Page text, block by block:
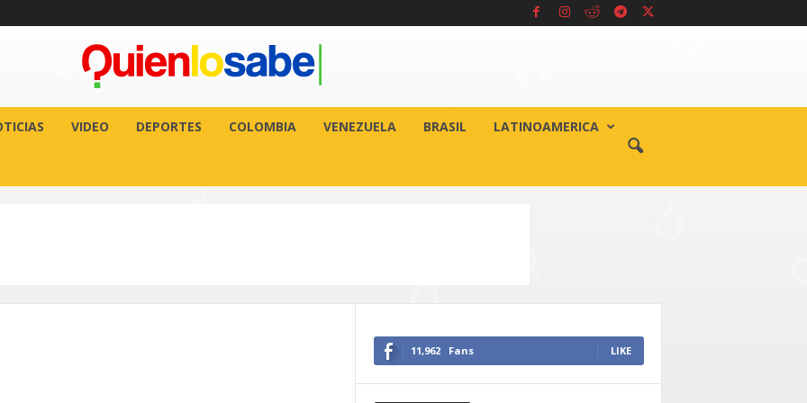
VIDEO DEPORTES COLOMBIA VENEZUELA BRASIL LATINOAMERICA
11,962 Fans LIKE